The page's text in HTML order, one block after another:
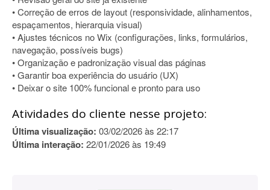
• Correção de erros de layout (responsividade, alinhamentos,
espaçamentos, hierarquia visual)
• Ajustes técnicos no Wix (configurações, links, formulários,
navegação, possíveis bugs)
• Organização e padronização visual das páginas
• Garantir boa experiência do usuário (UX)
• Deixar o site 100% funcional e pronto para uso
Atividades do cliente nesse projeto:
Última visualização: 03/02/2026 às 22:17
Última interação: 22/01/2026 às 19:49